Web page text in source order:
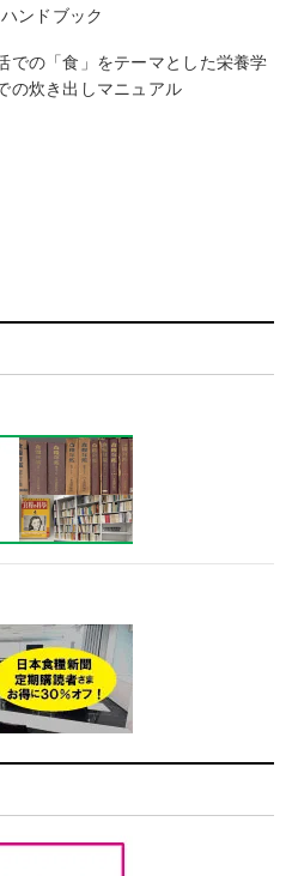
ンドブック
での「食」をテーマとした栄養学
の炊き出しマニュアル